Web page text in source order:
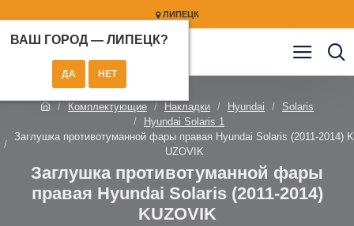
ЛИПЕЦК
ВАШ ГОРОД — ЛИПЕЦК?
Комплектующие Накладки Hyundai
Solaris
Hyundai Solaris 1
Заглушка противотуманной фары правая Hyundai Solaris (2011-2014) K
UZOVIK
Заглушка противотуманной фары
правая Hyundai Solaris (2011-2014)
KUZOVIK